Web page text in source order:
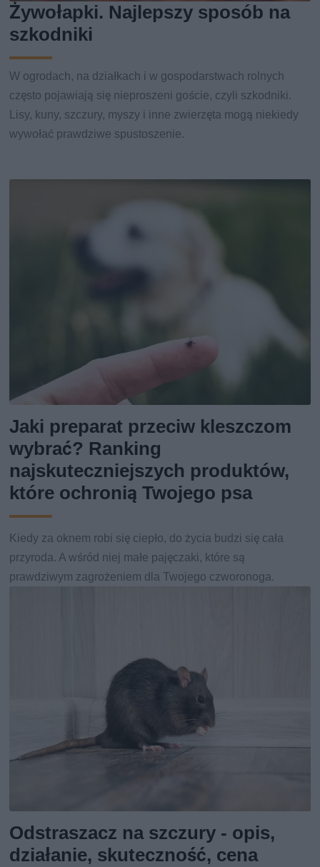
Żywołapki. Najlepszy sposób na
szkodniki
W ogrodach, na działkach i w gospodarstwach rolnych
często pojawiają się nieproszeni goście, czyli szkodniki.
Lisy, kuny, szczury, myszy i inne zwierzęta mogą niekiedy
wywołać prawdziwe spustoszenie.
Jaki preparat przeciw kleszczom
wybrać? Ranking
najskuteczniejszych produktów,
które ochronią Twojego psa
Kiedy za oknem robi się ciepło, do życia budzi się cała
przyroda. A wśród niej małe pajęczaki, które są
prawdziwym zagrożeniem dla Twojego czworonoga.
Odstraszacz na szczury - opis,
działanie, skuteczność, cena